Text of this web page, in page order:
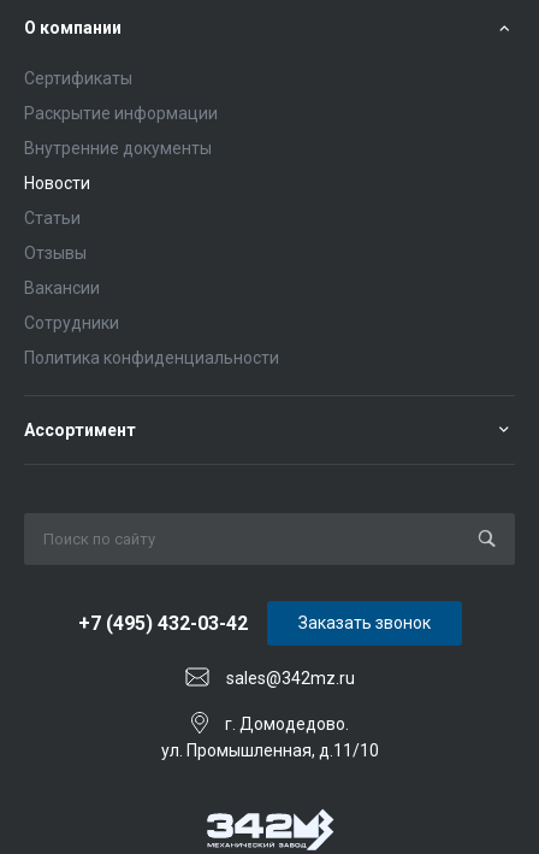
О компании
Сертификаты
Раскрытие информации
Внутренние документы
Новости
Статьи
Отзывы
Вакансии
Сотрудники
Политика конфиденциальности
Ассортимент
sales@342mz.ru
+7 (495) 432-03-42
г. Домодедово.
ул. Промышленная, д.11/10
Заказать звонок